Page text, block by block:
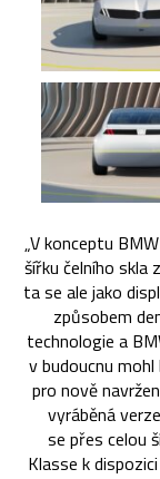
„V konceptu
šířku čelního skla
ta se ale jako
způsobem
technologie a
v budoucnu
pro nově
vyráběná
se přes celou
Klasse k